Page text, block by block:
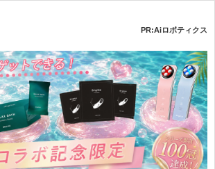
PR:Aiロボティクス